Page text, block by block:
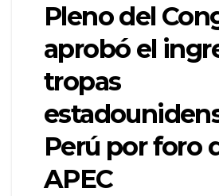
Pleno del
aprobó el
tropas
Perú por foro
APEC